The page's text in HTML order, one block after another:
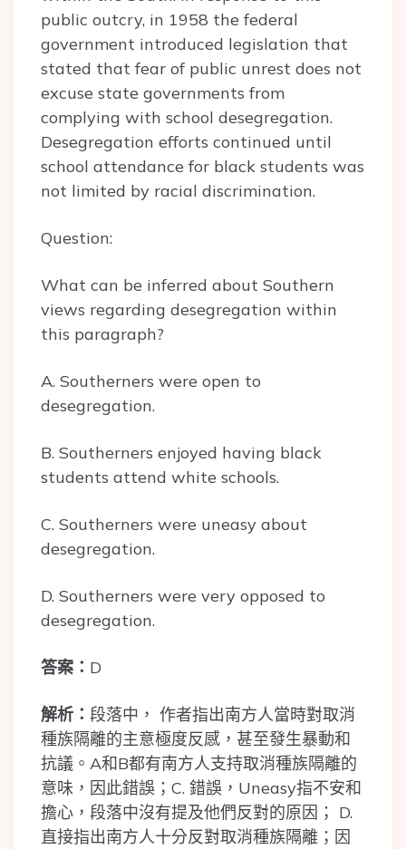
public outcry, in 1958 the federal
government introduced legislation that
stated that fear of public unrest does not
excuse state governments from
complying with school desegregation.
Desegregation efforts continued until
school attendance for black students was
not limited by racial discrimination.
Question:
What can be inferred about Southern
views regarding desegregation within
this paragraph?
A. Southerners were open to
desegregation.
B. Southerners enjoyed having black
students attend white schools.
C. Southerners were uneasy about
desegregation.
D. Southerners were very opposed to
desegregation.
答案： D
解析： 段落中， 作者指出南方人當時對取消
種族隔離的主意極度反感，甚至發生暴動和
抗議。A和B都有南方人支持取消種族隔離的
意味，因此錯誤；C. 錯誤，Uneasy指不安和
擔心，段落中沒有提及他們反對的原因； D.
直接指出南方人十分反對取消種族隔離；因